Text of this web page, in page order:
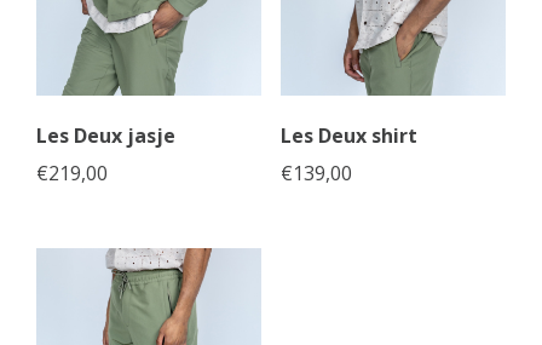
Les Deux jasje
€219,00
Les Deux shirt
€139,00